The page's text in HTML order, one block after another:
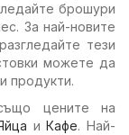
брошури
За най-новите
тези
можете да
продукти.
цените на
иКафе. Най-